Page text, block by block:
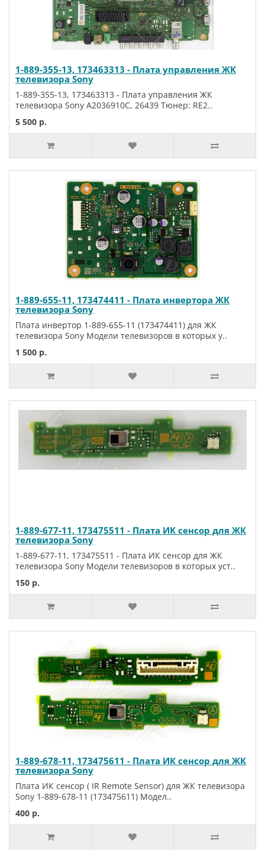
1-889-355-13, 173463313 - Плата управления ЖК
телевизора Sony
1-889-355-13, 173463313 - Плата управления ЖК
телевизора Sony A2036910C, 26439 Тюнер: RE2..
5 500 р.
1-889-655-11, 173474411 - Плата инвертора ЖК
телевизора Sony
Плата инвертор 1-889-655-11 (173474411) для ЖК
телевизора Sony Модели телевизоров в которых у..
1 500 р.
1-889-677-11, 173475511 - Плата ИК сенсор для ЖК
телевизора Sony
1-889-677-11, 173475511 - Плата ИК сенсор для ЖК
телевизора Sony Модели телевизоров в которых уст..
150 р.
1-889-678-11, 173475611 - Плата ИК сенсор для ЖК
телевизора Sony
Плата ИК сенсор ( IR Remote Sensor) для ЖК телевизора
Sony 1-889-678-11 (173475611) Модел..
400 р.